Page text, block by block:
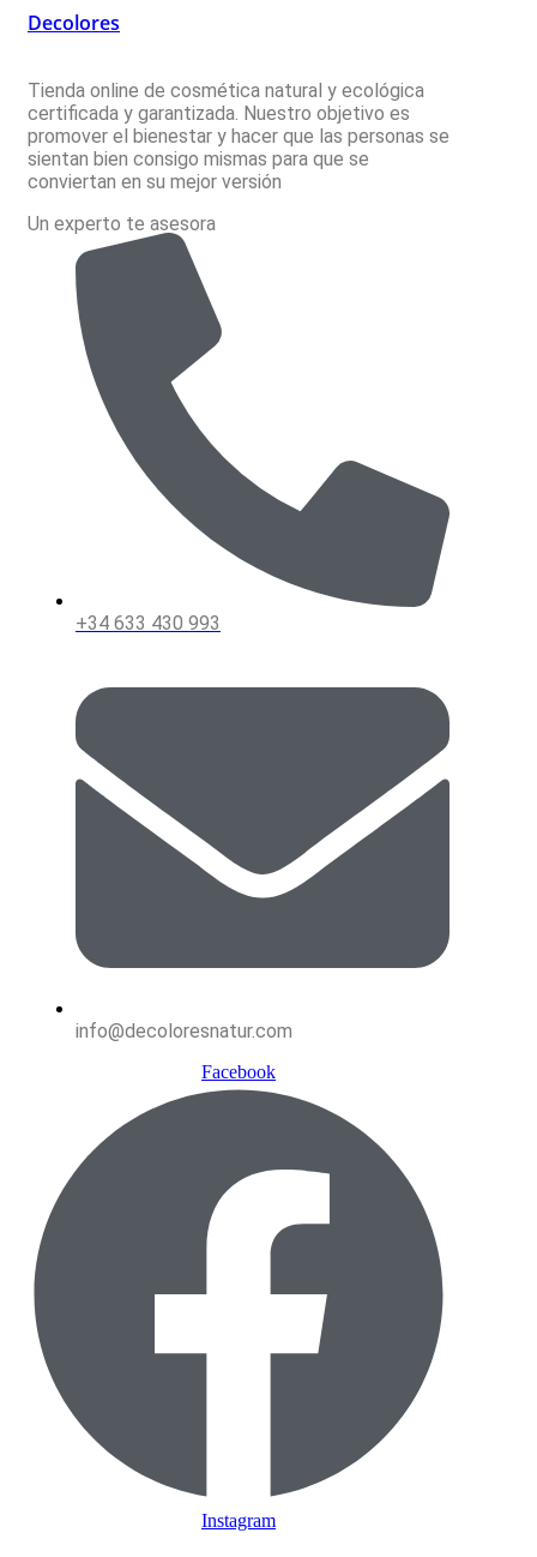
Decolores
Tienda online de cosmética natural y ecológica
certificada y garantizada. Nuestro objetivo es
promover el bienestar y hacer que las personas se
sientan bien consigo mismas para que se
conviertan en su mejor versión
Un experto te asesora
+34 633 430 993
info@decoloresnatur.com
Facebook
Instagram